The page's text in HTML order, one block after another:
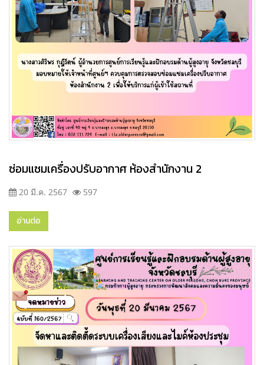
ซ่อมแซมเครื่องปรับอากาศ ห้องสำนักงาน 2
20 มี.ค. 2567 597
อ่านต่อ